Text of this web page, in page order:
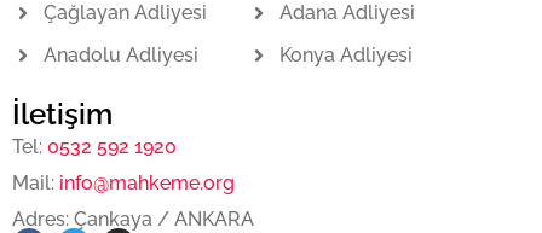
Çağlayan Adliyesi
Anadolu Adliyesi
Adana Adliyesi
Konya Adliyesi
İletişim
Tel: 0532 592 1920
Mail: info@mahkeme.org
Adres: Çankaya / ANKARA